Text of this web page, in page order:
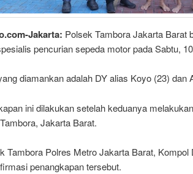
Jakarta: Polsek Tambora Jakarta Barat
pencurian sepeda motor pada Sabtu,
diamankan adalah DY alias Koyo (23) dan
ini dilakukan setelah keduanya
Jakarta Barat.
Tambora Polres Metro Jakarta Barat, Kompol
penangkapan tersebut.